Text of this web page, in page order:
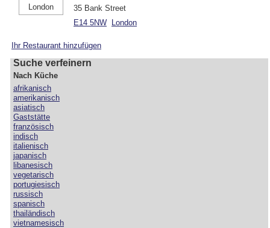
35 Bank Street
E14 5NW London
Ihr Restaurant hinzufügen
Suche verfeinern
Nach Küche
afrikanisch
amerikanisch
asiatisch
Gaststätte
französisch
indisch
italienisch
japanisch
libanesisch
vegetarisch
portugiesisch
russisch
spanisch
thailändisch
vietnamesisch